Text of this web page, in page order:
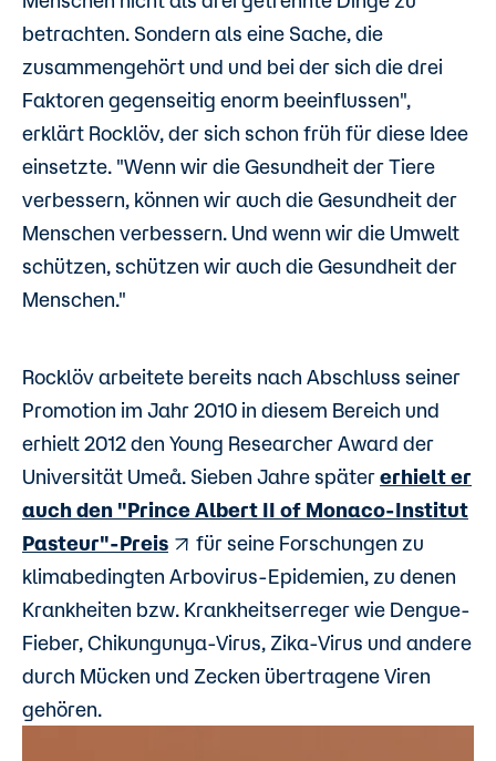
betrachten. Sondern als eine Sache, die
zusammengehört und und bei der sich die drei
Faktoren gegenseitig enorm beeinflussen",
erklärt Rocklöv, der sich schon früh für diese Idee
einsetzte. "Wenn wir die Gesundheit der Tiere
verbessern, können wir auch die Gesundheit der
Menschen verbessern. Und wenn wir die Umwelt
schützen, schützen wir auch die Gesundheit der
Menschen."
Rocklöv arbeitete bereits nach Abschluss seiner
Promotion im Jahr 2010 in diesem Bereich und
erhielt 2012 den Young Researcher Award der
Universität Umeå. Sieben Jahre später erhielt er
auch den "Prince Albert II of Monaco-Institut
Pasteur"-Preis
für seine Forschungen zu
klimabedingten Arbovirus-Epidemien, zu denen
Krankheiten bzw. Krankheitserreger wie Dengue-
Fieber, Chikungunya-Virus, Zika-Virus und andere
durch Mücken und Zecken übertragene Viren
gehören.